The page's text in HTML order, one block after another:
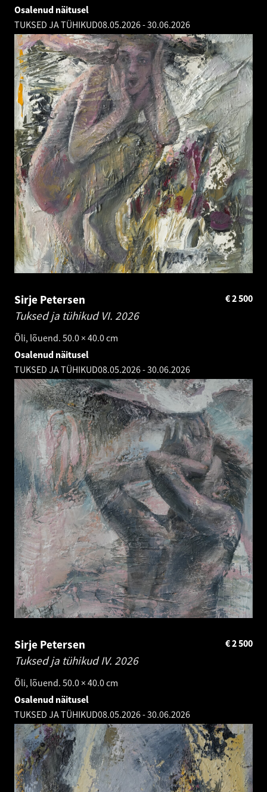
Osalenud näitusel
TUKSED JA TÜHIKUD08.05.2026-30.06.2026
Sirje Petersen
Tuksed ja tühikud VI. 2026
Õli, lõuend. 50.0 × 40.0 cm
2 500
€
Osalenud näitusel
TUKSED JA TÜHIKUD08.05.2026-30.06.2026
Sirje Petersen
Tuksed ja tühikud IV. 2026
Õli, lõuend. 50.0 × 40.0 cm
2 500
€
Osalenud näitusel
TUKSED JA TÜHIKUD08.05.2026-30.06.2026